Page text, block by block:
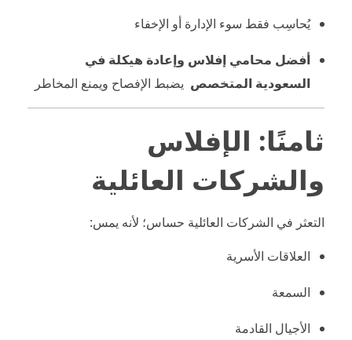
يُحاسِب فقط سوء الإدارة أو الإخفاء
أفضل محامي إفلاس وإعادة هيكلة في
السعودية المتخصص يضبط الإفصاح ويمنع المخاطر
ثامنًا: الإفلاس
والشركات العائلية
التعثر في الشركات العائلية حساس؛ لأنه يمس:
العلاقات الأسرية
السمعة
الأجيال القادمة